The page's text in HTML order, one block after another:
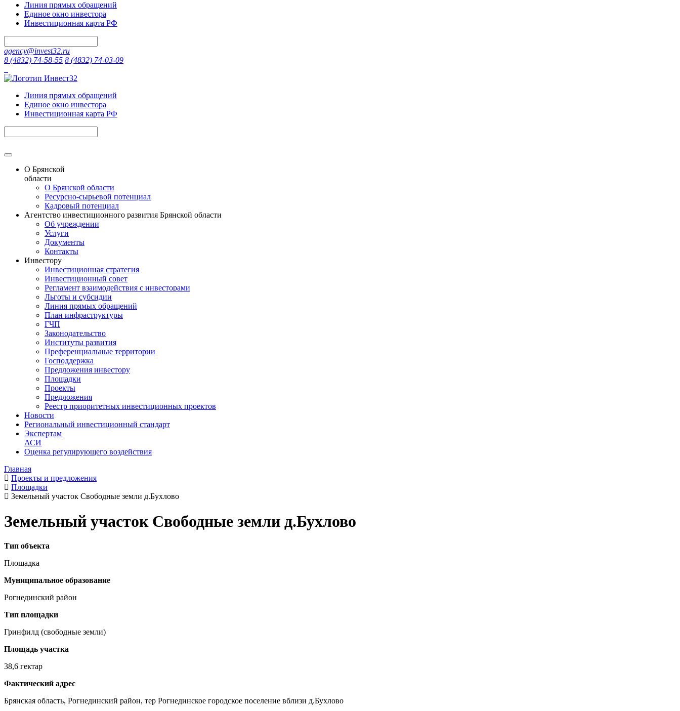
Линия прямых обращений
Единое окно инвестора
Инвестиционная карта РФ
agency@invest32.ru
8 (4832) 74-58-55 8 (4832) 74-03-09
Линия прямых обращений
Единое окно инвестора
Инвестиционная карта РФ
О Брянской
области
О Брянской области
Ресурсно-сырьевой потенциал
Кадровый потенциал
Агентство инвестиционного развития Брянской области
Об учреждении
Услуги
Документы
Контакты
Инвестору
Инвестиционная стратегия
Инвестиционный совет
Регламент взаимодействия с инвесторами
Льготы и субсидии
Линия прямых обращений
План инфраструктуры
ГЧП
Законодательство
Институты развития
Преференциальные территории
Господдержка
Предложения инвестору
Площадки
Проекты
Предложения
Реестр приоритетных инвестиционных проектов
Новости
Региональный инвестиционный стандарт
Экспертам
АСИ
Оценка регулирующего воздействия
Главная
Проекты и предложения
Площадки
Земельный участок Свободные земли д.Бухлово
Земельный участок Свободные земли д.Бухлово
Тип объекта
Площадка
Муниципальное образование
Рогнединский район
Тип площадки
Гринфилд (свободные земли)
Площадь участка
38,6 гектар
Фактический адрес
Брянская область, Рогнединский район, тер Рогнединское городское поселение вблизи д.Бухлово